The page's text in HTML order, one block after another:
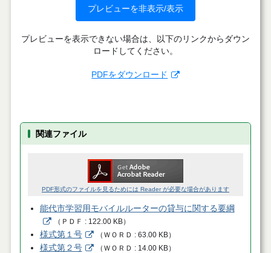
プレビューを非表示/表示
プレビューを表示できない場合は、以下のリンクからダウン
ロードしてください。
PDFをダウンロード
関連ファイル
PDF形式のファイルを見るためには Reader が必要な場合があります
能代市学習用モバイルルーターの貸与に関する要綱
（ ＰＤＦ 122.00 KB）
様式第１号 （ ＷＯＲＤ 63.00 KB）
様式第２号 （ ＷＯＲＤ 14.00 KB）